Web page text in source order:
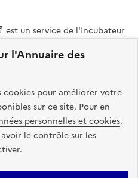
l'Annuaire des
cookies pour améliorer votre
sur ce site. Pour en
personnelles et cookies.
le contrôle sur les
est un service de l'Incubateur
code source de ce site web
design de ce site est conçu
Mentions légales